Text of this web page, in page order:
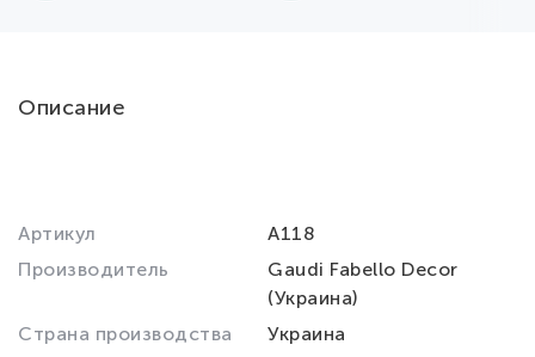
Описание
Артикул
A118
Производитель
Gaudi Fabello Decor
(Украина)
Страна производства
Украина